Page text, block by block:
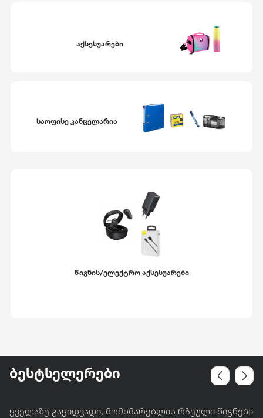
აქსესუარები
საოფისე კანცელარია
წიგნის/ელექტრო აქსესუარები
ბესტსელერები
ყველაზე გაყიდვადი, მომხმარებლის რჩეული წიგნები